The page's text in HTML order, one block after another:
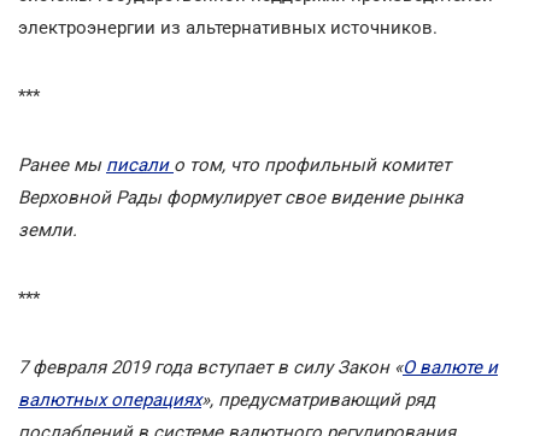
электроэнергии из альтернативных источников.
***
Ранее мы писали о том, что профильный комитет
Верховной Рады формулирует свое видение рынка
земли.
***
7 февраля 2019 года вступает в силу Закон «О валюте и
валютных операциях», предусматривающий ряд